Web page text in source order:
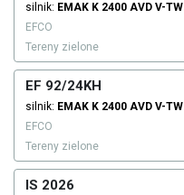
silnik: EMAK K 2400 AVD V-TW
EFCO
Tereny zielone
EF 92/24KH
silnik: EMAK K 2400 AVD V-TW
EFCO
Tereny zielone
IS 2026